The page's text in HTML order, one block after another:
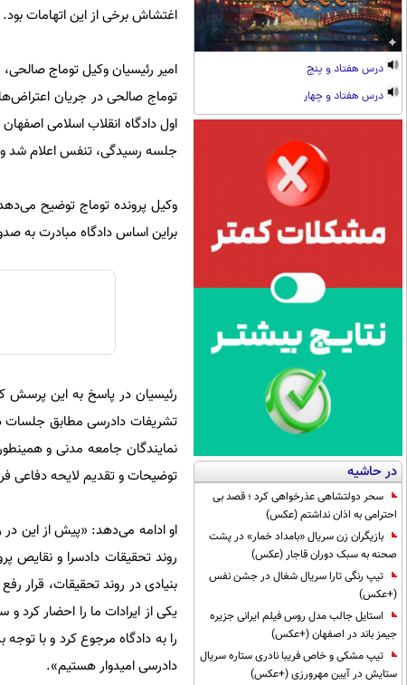
درس هفتاد و پنج
درس هفتاد و چهار
در حاشیه
سحر دولتشاهی عذرخواهی کرد ؛ قصد بی
احترامی به اذان نداشتم (عکس)
بازیگران زن سریال «بامداد خمار» در پشت
صحنه به سبک دوران قاجار (عکس)
تیپ رنگی تارا سریال شغال در جشن نفس
(+عکس)
استایل جالب مدل روس فیلم ایرانی جزیره
جیمز باند در اصفهان (+عکس)
تیپ مشکی و خاص فریبا نادری ستاره سریال
ستایش در آیین مهرورزی (+عکس)
اغتشاش برخی از این اتهامات بود.
امیر رئیسیان وکیل توماج
توماج صالحی در جریان
جلسه رسیدگی، تنفس اعلام شد و ادامه
وکیل پرونده توماج توضیح
براین اساس دادگاه مبادرت به
رئیسیان در پاسخ به این پرسش
تشریفات دادرسی مطابق جلسات
نمایندگان جامعه مدنی و
توضیحات و تقدیم لایحه دفاعی
بنیادی در روند تحقیقات، قرار
یکی از ایرادات ما را احضار کرد
را به دادگاه مرجوع کرد و با
دادرسی امیدوار هستیم».